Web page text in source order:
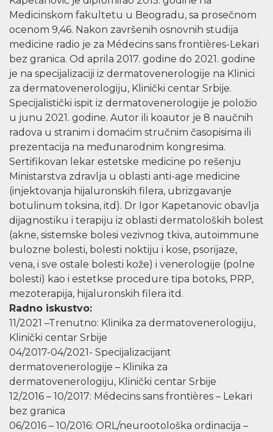
Medicinskom fakultetu u Beogradu, sa prosečnom
ocenom 9,46. Nakon završenih osnovnih studija
medicine radio je za Médecins sans frontières-Lekari
bez granica. Od aprila 2017. godine do 2021. godine
je na specijalizaciji iz dermatovenerologije na Klinici
za dermatovenerologiju, Klinički centar Srbije.
Specijalistički ispit iz dermatovenerologije je položio
u junu 2021. godine. Autor ili koautor je 8 naučnih
radova u stranim i domaćim stručnim časopisima ili
prezentacija na međunarodnim kongresima.
Sertifikovan lekar estetske medicine po rešenju
Ministarstva zdravlja u oblasti anti-age medicine
(injektovanja hijaluronskih filera, ubrizgavanje
botulinum toksina, itd). Dr Igor Kapetanovic obavlja
dijagnostiku i terapiju iz oblasti dermatoloških bolest
(akne, sistemske bolesi vezivnog tkiva, autoimmune
bulozne bolesti, bolesti noktiju i kose, psorijaze,
vena, i sve ostale bolesti kože) i venerologije (polne
bolesti) kao i estetkse procedure tipa botoks, PRP,
mezoterapija, hijaluronskih filera itd.
Radno iskustvo:
11/2021 –Trenutno: Klinika za dermatovenerologiju,
Klinički centar Srbije
04/2017-04/2021- Specijalizacijant
dermatovenerologije – Klinika za
dermatovenerologiju, Klinički centar Srbije
12/2016 – 10/2017: Médecins sans frontières – Lekari
bez granica
06/2016 – 10/2016: ORL/neurootološka ordinacija –